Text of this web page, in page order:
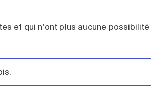
et qui n’ont plus aucune possibilité